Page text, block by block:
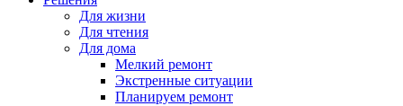
Для жизни
Для чтения
Для дома
Мелкий ремонт
Экстренные ситуации
Планируем ремонт